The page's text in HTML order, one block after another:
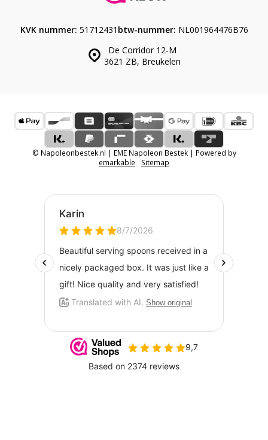
De Corridor 12-M
3621 ZB, Breukelen
KVK nummer: 51712431 btw-nummer: NL001964476B76
© Napoleonbestek.nl | EME Napoleon Bestek | Powered by
emarkable
Sitemap